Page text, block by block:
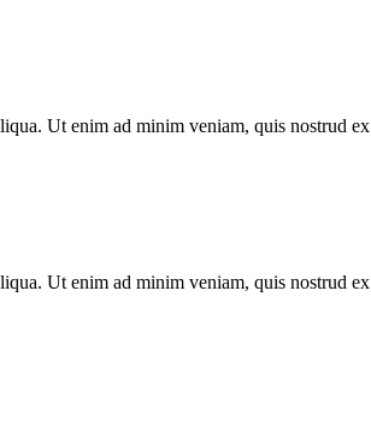
Ut enim ad minim veniam, quis nostrud ex
Ut enim ad minim veniam, quis nostrud ex